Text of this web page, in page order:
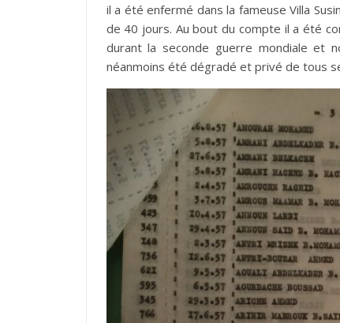
il a été enfermé dans la fameuse Villa
de 40 jours. Au bout du compte il a été
durant la seconde guerre mondiale et
néanmoins été dégradé et privé de tous